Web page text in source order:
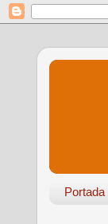
Portada